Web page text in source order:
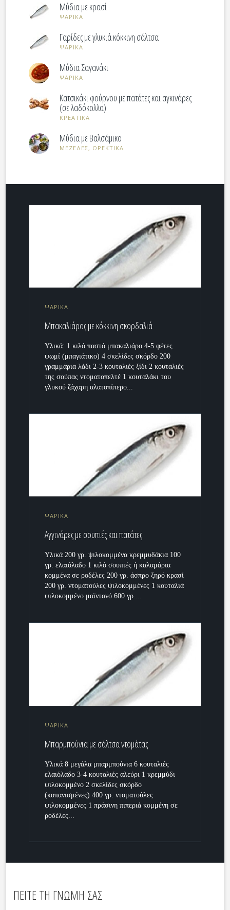
Μύδια με κρασί
ΨΑΡΙΚΑ
Γαρίδες με γλυκιά κόκκινη σάλτσα
ΨΑΡΙΚΑ
Μύδια Σαγανάκι
ΨΑΡΙΚΑ
Κατσικάκι φούρνου με πατάτες και αγκινάρες
(σε λαδόκολλα)
ΚΡΕΑΤΙΚΑ
Μύδια με Βαλσάμικο
ΜΕΖΕΔΕΣ, ΟΡΕΚΤΙΚΑ
ΨΑΡΙΚΑ
Μπακαλιάρος με κόκκινη σκορδαλιά
Υλικά: 1 κιλό παστό μπακαλιάρο 4-5 φέτες
ψωμί (μπαγιάτικο) 4 σκελίδες σκόρδο 200
γραμμάρια λάδι 2-3 κουταλιές ξίδι 2 κουταλιές
της σούπας ντοματοπελτέ 1 κουταλάκι του
γλυκού ζάχαρη αλατοπίπερο...
ΨΑΡΙΚΑ
Αγγινάρες με σουπιές και πατάτες
Υλικά 200 γρ. ψιλοκομμένα κρεμμυδάκια 100
γρ. ελαιόλαδο 1 κιλό σουπιές ή καλαμάρια
κομμένα σε ροδέλες 200 γρ. άσπρο ξηρό κρασί
200 γρ. ντοματούλες ψιλοκομμένες 1 κουταλιά
ψιλοκομμένο μαϊντανό 600 γρ....
ΨΑΡΙΚΑ
Μπαρμπούνια με σάλτσα ντομάτας
Υλικά 8 μεγάλα μπαρμπούνια 6 κουταλιές
ελαιόλαδο 3-4 κουταλιές αλεύρι 1 κρεμμύδι
ψιλοκομμένο 2 σκελίδες σκόρδο
(κοπανισμένες) 400 γρ. ντοματούλες
ψιλοκομμένες 1 πράσινη πιπεριά κομμένη σε
ροδέλες...
ΠΕΙΤΕ ΤΗ ΓΝΩΜΗ ΣΑΣ